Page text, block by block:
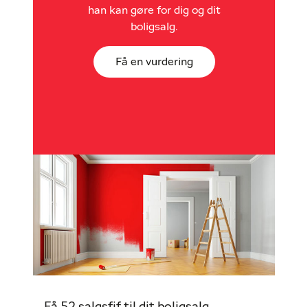
han kan gøre for dig og dit
boligsalg.
Få en vurdering